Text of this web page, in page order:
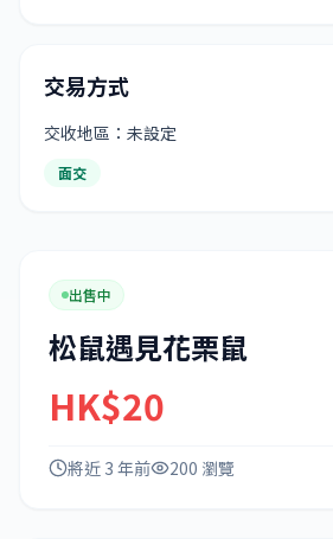
交易方式
交收地區：未設定
面交
出售中
松鼠遇見花栗鼠
HK$20
將近 3 年前 200 瀏覽